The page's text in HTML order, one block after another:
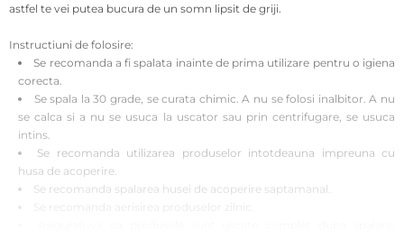
astfel te vei putea bucura de un somn lipsit de griji.
Instructiuni de folosire:
Se recomanda a fi spalata inainte de prima utilizare pentru o igiena
corecta.
Se spala la 30 grade, se curata chimic. A nu se folosi inalbitor. A nu
se calca si a nu se usuca la uscator sau prin centrifugare, se usuca
intins.
Se recomanda utilizarea produselor intotdeauna impreuna cu
husa de acoperire.
Se recomanda spalarea husei de acoperire saptamanal.